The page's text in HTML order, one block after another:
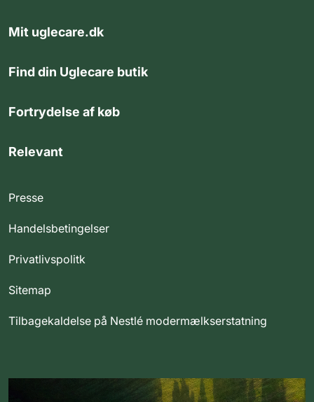
Mit uglecare.dk
Find din Uglecare butik
Fortrydelse af køb
Relevant
Presse
Handelsbetingelser
Privatlivspolitk
Sitemap
Tilbagekaldelse på Nestlé modermælkserstatning